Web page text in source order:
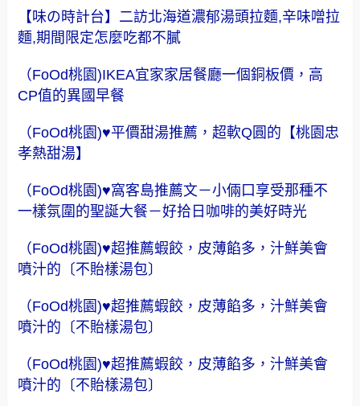
【味の時計台】二訪北海道濃郁湯頭拉麵,辛味噌拉
麵,期間限定怎麼吃都不膩
（FoOd桃園)IKEA宜家家居餐廳一個銅板價，高
CP值的異國早餐
（FoOd桃園)♥平價甜湯推薦，超軟Q圓的【桃園忠
孝熱甜湯】
（FoOd桃園)♥窩客島推薦文－小倆口享受那種不
一樣氛圍的聖誕大餐－好拾日咖啡的美好時光
（FoOd桃園)♥超推薦蝦餃，皮薄餡多，汁鮮美會
噴汁的〔不貽樣湯包〕
（FoOd桃園)♥超推薦蝦餃，皮薄餡多，汁鮮美會
噴汁的〔不貽樣湯包〕
（FoOd桃園)♥超推薦蝦餃，皮薄餡多，汁鮮美會
噴汁的〔不貽樣湯包〕